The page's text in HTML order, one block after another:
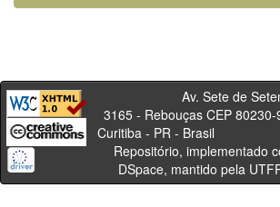
Av. Sete de
3165 - Rebouças CEP 80230-
Curitiba - PR -
Repositório, implementado
DSpace, mantido pela